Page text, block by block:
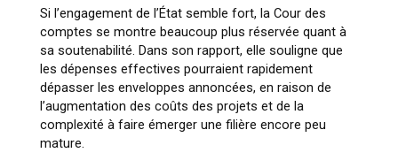
Si l’engagement de l’État semble fort, la Cour des
comptes se montre beaucoup plus réservée quant à
sa soutenabilité. Dans son rapport, elle souligne que
les dépenses effectives pourraient rapidement
dépasser les enveloppes annoncées, en raison de
l’augmentation des coûts des projets et de la
complexité à faire émerger une filière encore peu
mature.